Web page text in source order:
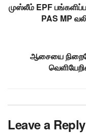
முஸ்லீம் EPF
PAS MP
ஆசையை
Leave a Reply